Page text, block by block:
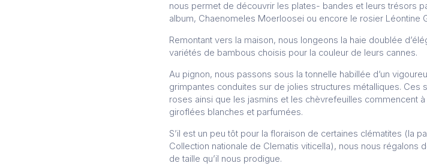
nous permet de découvrir les plates- bandes et leurs trésors
album, Chaenomeles Moerloosei ou encore le rosier Léontine
Remontant vers la maison, nous longeons la haie doublée
variétés de bambous choisis pour la couleur de leurs cannes.
Au pignon, nous passons sous la tonnelle habillée d’un
grimpantes conduites sur de jolies structures métalliques.
roses ainsi que les jasmins et les chèvrefeuilles commencent
giroflées blanches et parfumées.
S’il est un peu tôt pour la floraison de certaines clématites (la
Collection nationale de Clematis viticella), nous nous
de taille qu’il nous prodigue.